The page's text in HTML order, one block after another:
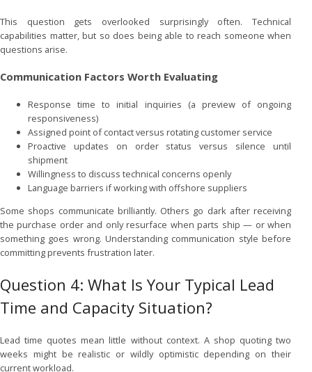
This question gets overlooked surprisingly often. Technical
capabilities matter, but so does being able to reach someone when
questions arise.
Communication Factors Worth Evaluating
Response time to initial inquiries (a preview of ongoing
responsiveness)
Assigned point of contact versus rotating customer service
Proactive updates on order status versus silence until
shipment
Willingness to discuss technical concerns openly
Language barriers if working with offshore suppliers
Some shops communicate brilliantly. Others go dark after receiving
the purchase order and only resurface when parts ship — or when
something goes wrong. Understanding communication style before
committing prevents frustration later.
Question 4: What Is Your Typical Lead
Time and Capacity Situation?
Lead time quotes mean little without context. A shop quoting two
weeks might be realistic or wildly optimistic depending on their
current workload.